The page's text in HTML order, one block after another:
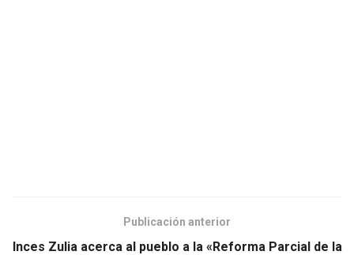
Publicación anterior
Inces Zulia acerca al pueblo a la «Reforma Parcial de la